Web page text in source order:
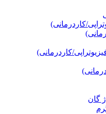
کاردرمانی)
کاردرمانی)
گان